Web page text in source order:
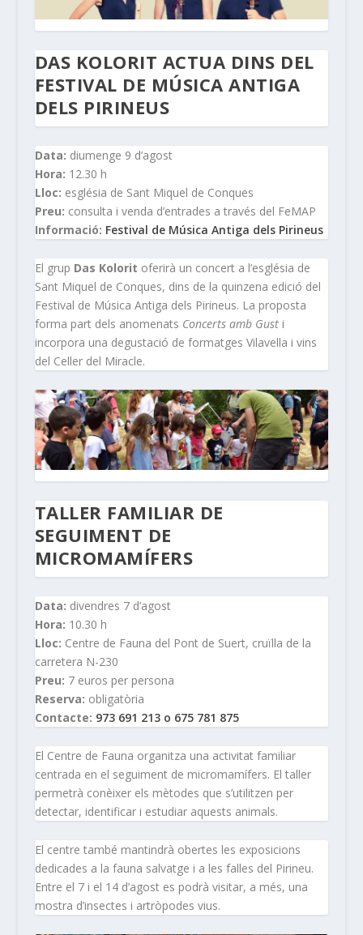
DAS KOLORIT ACTUA DINS DEL
FESTIVAL DE MÚSICA ANTIGA
DELS PIRINEUS
Data: diumenge 9 d’agost
Hora: 12.30 h
Lloc: església de Sant Miquel de Conques
Preu: consulta i venda d’entrades a través del FeMAP
Informació: Festival de Música Antiga dels Pirineus
El grup Das Kolorit oferirà un concert a l’església de
Sant Miquel de Conques, dins de la quinzena edició del
Festival de Música Antiga dels Pirineus. La proposta
forma part dels anomenats Concerts amb Gusti
incorpora una degustació de formatges Vilavella i vins
del Celler del Miracle.
TALLER FAMILIAR DE
SEGUIMENT DE
MICROMAMÍFERS
Data: divendres 7 d’agost
Hora: 10.30 h
Lloc: Centre de Fauna del Pont de Suert, cruïlla de la
carretera N-230
Preu: 7 euros per persona
Reserva: obligatòria
Contacte: 973 691 213 o 675 781 875
El Centre de Fauna organitza una activitat familiar
centrada en el seguiment de micromamífers. El taller
permetrà conèixer els mètodes que s’utilitzen per
detectar, identificar i estudiar aquests animals.
El centre també mantindrà obertes les exposicions
dedicades a la fauna salvatge i a les falles del Pirineu.
Entre el 7 i el 14 d’agost es podrà visitar, a més, una
mostra d’insectes i artròpodes vius.